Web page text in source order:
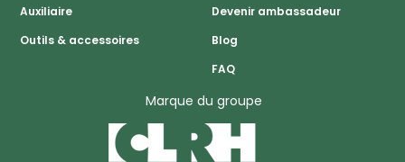
Auxiliaire
Outils & accessoires
Devenir ambassadeur
Blog
FAQ
Marque du groupe